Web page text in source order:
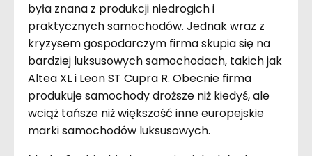
była znana z produkcji niedrogich i
praktycznych samochodów. Jednak wraz z
kryzysem gospodarczym firma skupia się na
bardziej luksusowych samochodach, takich jak
Altea XL i Leon ST Cupra R. Obecnie firma
produkuje samochody droższe niż kiedyś, ale
wciąż tańsze niż większość inne europejskie
marki samochodów luksusowych.